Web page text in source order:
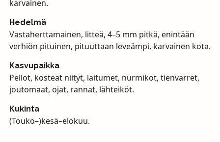
karvainen.
Hedelmä
Vastaherttamainen, litteä, 4–5 mm pitkä, enintään
verhiön pituinen, pituuttaan leveämpi, karvainen kota.
Kasvupaikka
Pellot, kosteat niityt, laitumet, nurmikot, tienvarret,
joutomaat, ojat, rannat, lähteiköt.
Kukinta
(Touko–)kesä–elokuu.